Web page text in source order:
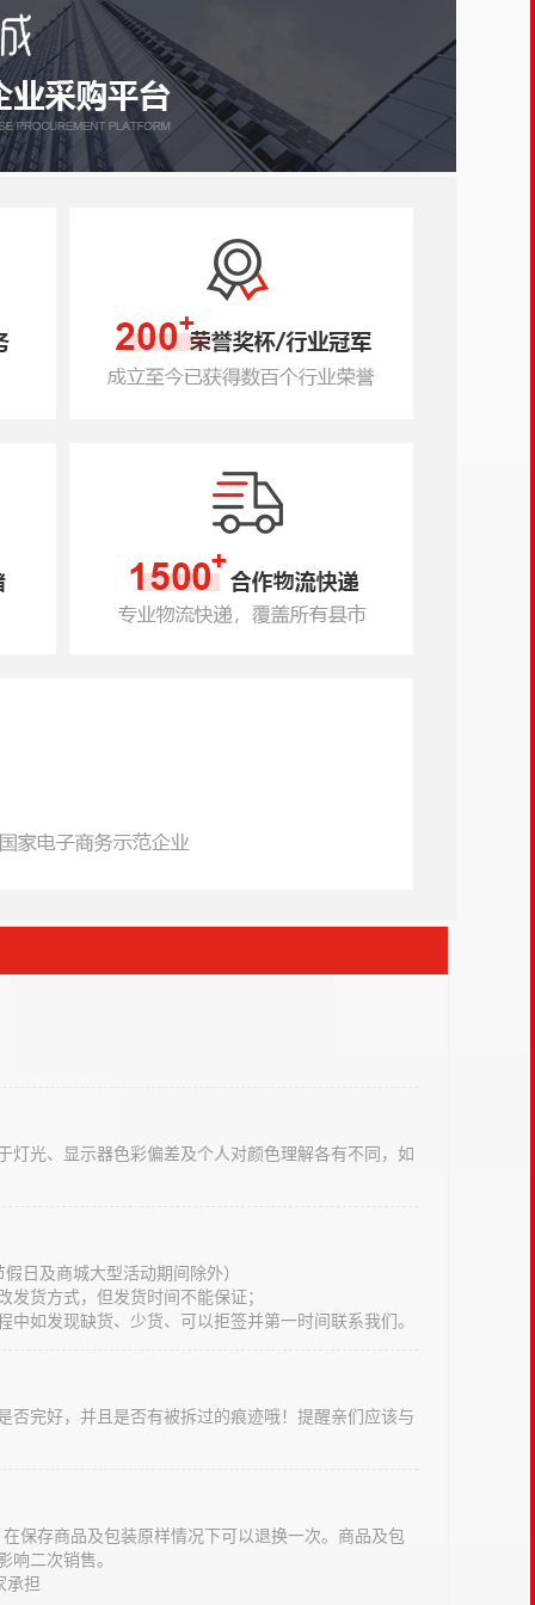
光、显示器色彩偏差及个人对颜色理解各有不同，如
日及商城大型活动期间除外）
货方式，但发货时间不能保证；
如发现缺货、少货、可以拒签并第一时间联系我们。
否完好，并且是否有被拆过的痕迹哦！提醒亲们应该与
保存商品及包装原样情况下可以退换一次。商品及包
响二次销售。
承担